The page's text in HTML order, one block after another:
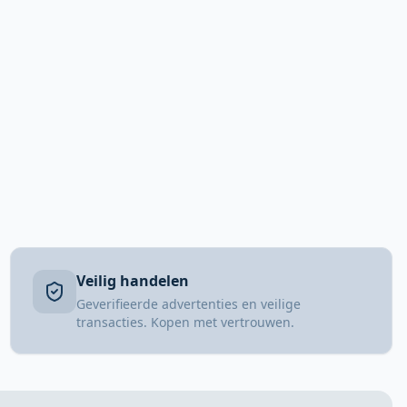
Veilig handelen
Geverifieerde advertenties en veilige
transacties. Kopen met vertrouwen.